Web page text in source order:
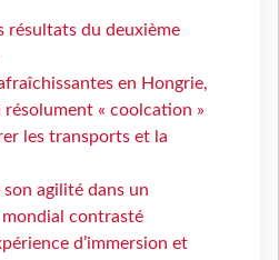
résultats du deuxième
en Hongrie,
« coolcation »
les transports et la
agilité dans un
contrasté
d’immersion et